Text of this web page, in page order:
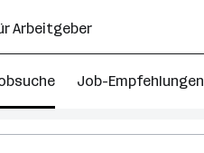
Arbeitgeber
Job-Empfehlungen